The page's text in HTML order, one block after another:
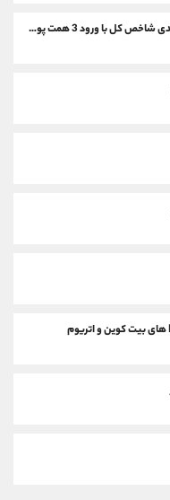
بورس 9 تیر 1405؛ رشد 68 هزار واحدی شاخص کل با ورود 3 همت پول حقیقی